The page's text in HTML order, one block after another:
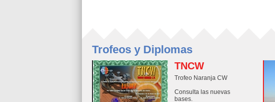
Trofeos y Diplomas
TNCW
Trofeo Naranja CW
Consulta las nuevas
bases.